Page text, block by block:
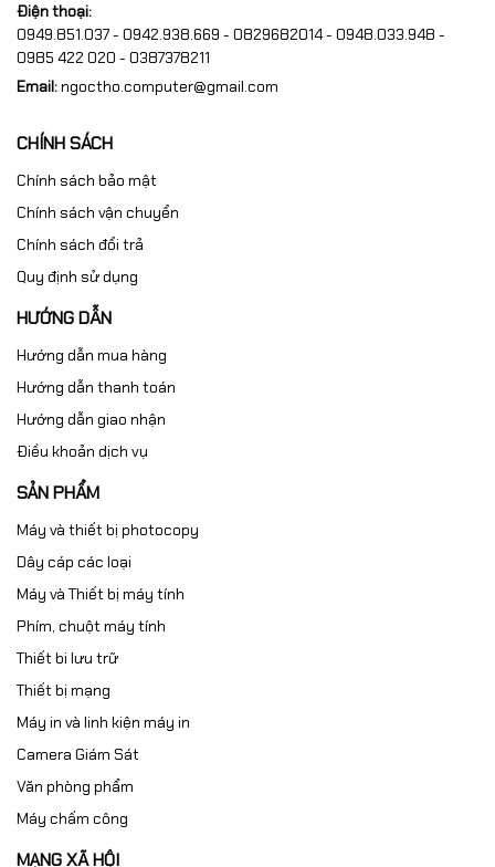
Điện thoại:
0949.851.037 - 0942.938.669 - 0829682014 - 0948.033.948 -
0985 422 020 - 0387378211
Email:ngoctho.computer@gmail.com
CHÍNH SÁCH
Chính sách bảo mật
Chính sách vận chuyển
Chính sách đổi trả
Quy định sử dụng
HƯỚNG DẪN
Hướng dẫn mua hàng
Hướng dẫn thanh toán
Hướng dẫn giao nhận
Điều khoản dịch vụ
SẢN PHẨM
Máy và thiết bị photocopy
Dây cáp các loại
Máy và Thiết bị máy tính
Phím, chuột máy tính
Thiết bi lưu trữ
Thiết bị mạng
Máy in và linh kiện máy in
Camera Giám Sát
Văn phòng phẩm
Máy chấm công
MẠNG XÃ HỘI